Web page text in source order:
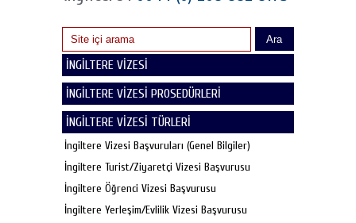
Ara
İNGİLTERE VİZESİ
İNGİLTERE VİZESİ PROSEDÜRLERİ
İNGİLTERE VİZESİ TÜRLERİ
İngiltere Vizesi Başvuruları (Genel Bilgiler)
İngiltere Turist/Ziyaretçi Vizesi Başvurusu
İngiltere Öğrenci Vizesi Başvurusu
İngiltere Yerleşim/Evlilik Vizesi Başvurusu